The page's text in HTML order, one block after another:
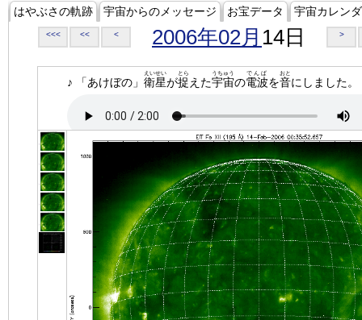
はやぶさの軌跡 宇宙からのメッセージ お宝データ 宇宙カレン
<<< << < 2006年02月 14日 >
♪ 「あけぼの」 衛星
えいせい
が捉
とら
えた宇宙
うちゅう
の電波
でんぱ
を音
おと
にしました。